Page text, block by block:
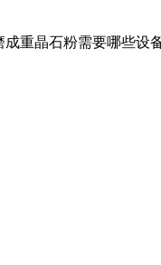
重晶石粉需要哪些